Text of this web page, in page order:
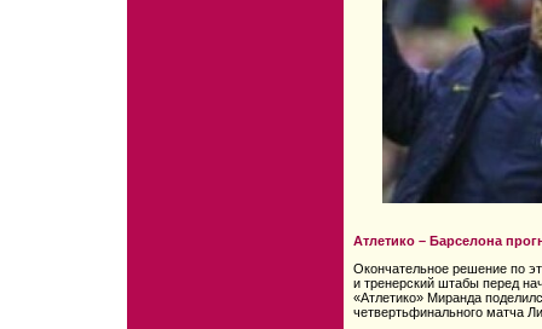
Атлетико – Барселона
Окончательное решение по
и тренерский штабы перед
«Атлетико» Миранда
четвертьфинального матча